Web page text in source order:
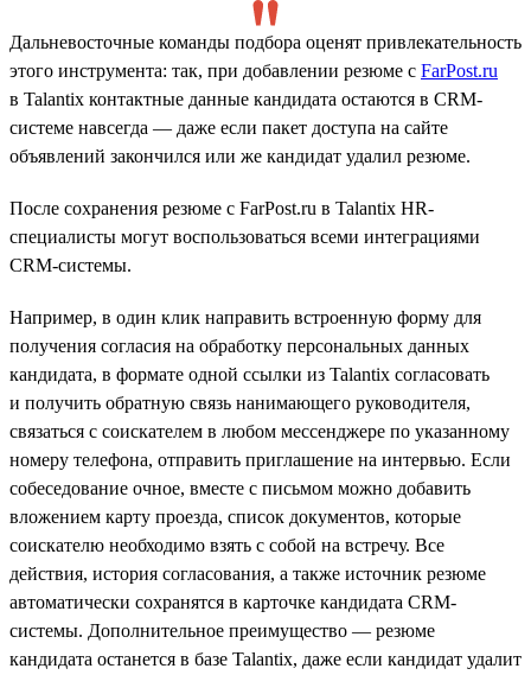
Дальневосточные команды подбора оценят привлекательность
этого инструмента: так, при добавлении резюме с FarPost.ru
в Talantix контактные данные кандидата остаются в CRM-
системе навсегда — даже если пакет доступа на сайте
объявлений закончился или же кандидат удалил резюме.
После сохранения резюме с FarPost.ru в Talantix HR-
специалисты могут воспользоваться всеми интеграциями
CRM-системы.
Например, в один клик направить встроенную форму для
получения согласия на обработку персональных данных
кандидата, в формате одной ссылки из Talantix согласовать
и получить обратную связь нанимающего руководителя,
связаться с соискателем в любом мессенджере по указанному
номеру телефона, отправить приглашение на интервью. Если
собеседование очное, вместе с письмом можно добавить
вложением карту проезда, список документов, которые
соискателю необходимо взять с собой на встречу. Все
действия, история согласования, а также источник резюме
автоматически сохранятся в карточке кандидата CRM-
системы. Дополнительное преимущество — резюме
кандидата останется в базе Talantix, даже если кандидат удалит